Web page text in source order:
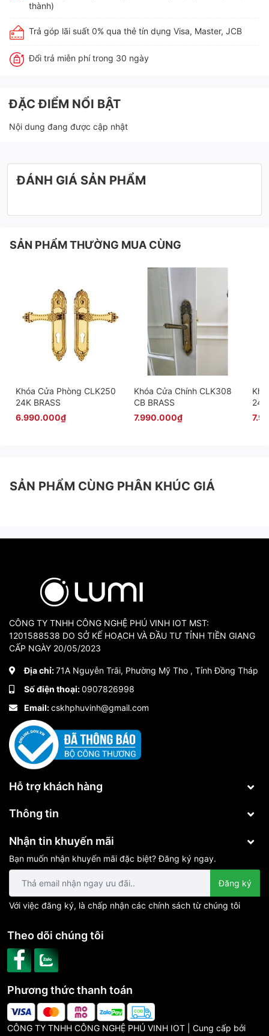
thành)
Trả góp lãi suất 0% qua thẻ tín dụng Visa, Master, JCB
Đổi trả miễn phí trong 30 ngày
ĐẶC ĐIỂM NỔI BẬT
Nội dung đang được cập nhật
ĐÁNH GIÁ SẢN PHẨM
SẢN PHẨM THƯỜNG MUA CÙNG
Khóa Cửa Phòng CLK250
24K BRASS
6.990.000₫
Khóa Cửa Chính CLK308
CB BRASS
7.990.000₫
SẢN PHẨM CÙNG PHÂN KHÚC GIÁ
CÔNG TY TNHH CÔNG NGHỆ PHÚ VINH IOT MST:
1201588538 DO SỞ KẾ HOẠCH VÀ ĐẦU TƯ TỈNH TIỀN GIANG
CẤP NGÀY 20/05/2023
Địa chỉ:71A Nguyễn Trãi, Phường Mỹ Tho , Tỉnh Đồng Tháp
Số điện thoại:0907826998
Email:cskhphuvinh@gmail.com
Hỗ trợ khách hàng
Thông tin
Nhận tin khuyến mãi
Bạn muốn nhận khuyến mãi đặc biệt? Đăng ký ngay.
Đăng ký
Với việc đăng ký, là chấp nhận các chính sách từ chúng tôi
CÔNG TY TNHH CÔNG NGHỆ PHÚ VINH IOT | Cung cấp bởi
Phương thức thanh toán
Theo dõi chúng tôi